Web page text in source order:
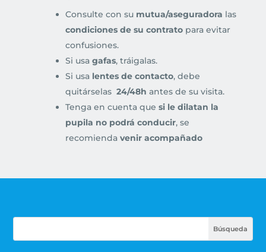
Consulte con sumutua/aseguradora las
condiciones de su contratopara evitar
confusiones.
Si usa gafas, tráigalas.
Si usa lentes de contacto, debe
quitárselas 24/48h antes de su visita.
Tenga en cuenta que si le dilatan la
pupila no podrá conducir, se
recomienda venir acompañado